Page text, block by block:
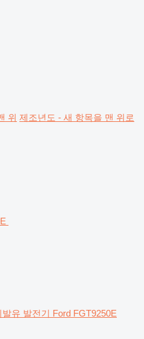
위 제조년도 - 새 항목을 맨 위로
발유 발전기 Ford FGT9250E